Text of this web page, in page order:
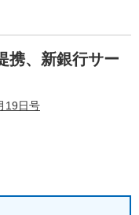
携、新銀行サー
19日号